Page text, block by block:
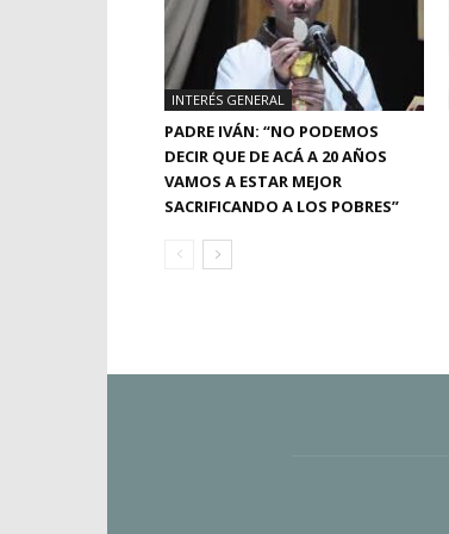
INTERÉS GENERAL
PADRE IVÁN: “NO PODEMOS
DECIR QUE DE ACÁ A 20 AÑOS
VAMOS A ESTAR MEJOR
SACRIFICANDO A LOS POBRES”